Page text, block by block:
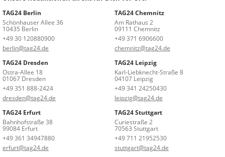
TAG24 Berlin
Schönhauser Allee 36
10435 Berlin
+49 30 120880900
berlin@tag24.de
TAG24 Chemnitz
Am Rathaus 2
09111 Chemnitz
+49 371 6906600
chemnitz@tag24.de
TAG24 Dresden
Ostra-Allee 18
01067 Dresden
+49 351 888-2424
dresden@tag24.de
TAG24 Leipzig
Karl-Liebknecht-Straße 8
04107 Leipzig
+49 341 24250430
leipzig@tag24.de
TAG24 Erfurt
Bahnhofstraße 38
99084 Erfurt
+49 361 34947880
erfurt@tag24.de
TAG24 Stuttgart
Curiestraße 2
70563 Stuttgart
+49 711 21952530
stuttgart@tag24.de